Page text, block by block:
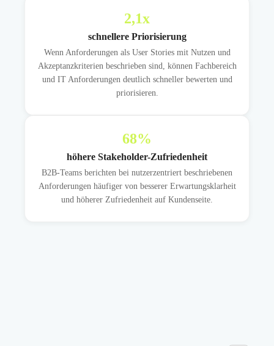
2,1x
schnellere Priorisierung
Wenn Anforderungen als User Stories mit Nutzen und
Akzeptanzkriterien beschrieben sind, können Fachbereich
und IT Anforderungen deutlich schneller bewerten und
priorisieren.
68%
höhere Stakeholder-Zufriedenheit
B2B-Teams berichten bei nutzerzentriert beschriebenen
Anforderungen häufiger von besserer Erwartungsklarheit
und höherer Zufriedenheit auf Kundenseite.